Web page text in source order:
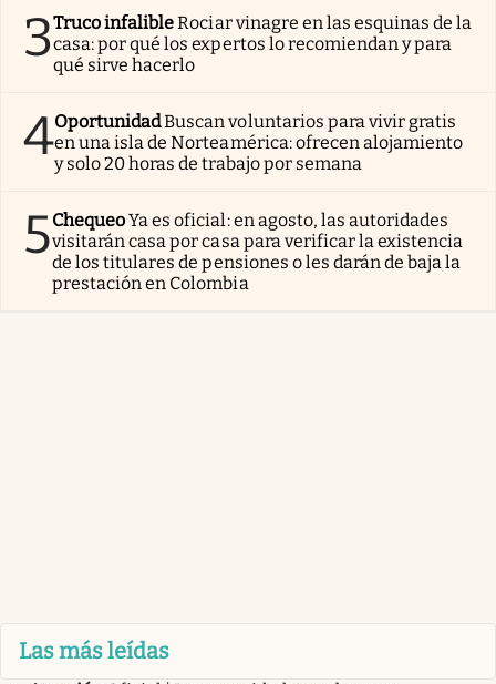
3Truco infalibleRociar vinagre en las esquinas de la
casa: por qué los expertos lo recomiendan y para
qué sirve hacerlo
4OportunidadBuscan voluntarios para vivir gratis
en una isla de Norteamérica: ofrecen alojamiento
y solo 20 horas de trabajo por semana
5ChequeoYa es oficial: en agosto, las autoridades
visitarán casa por casa para verificar la existencia
de los titulares de pensiones o les darán de baja la
prestación en Colombia
Las más leídas